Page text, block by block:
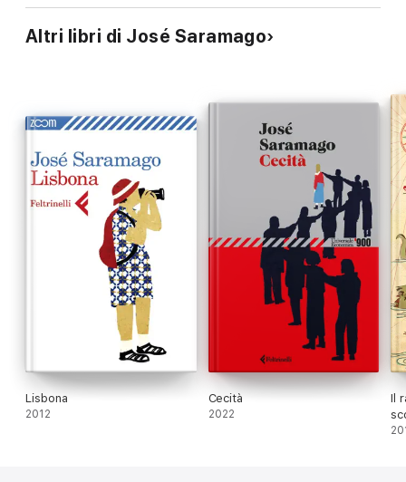
Altri libri di José Saramago
Lisbona
2012
Cecità
2022
Il